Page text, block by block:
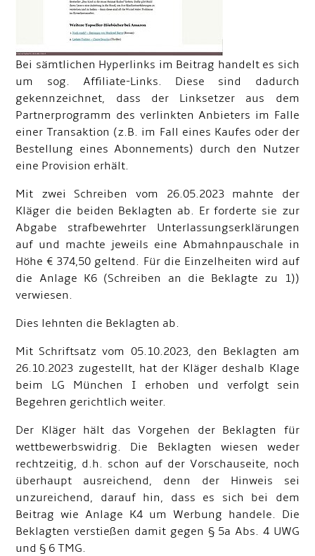
Bei sämtlichen Hyperlinks im Beitrag handelt es sich
um sog. Affiliate-Links. Diese sind dadurch
gekennzeichnet, dass der Linksetzer aus dem
Partnerprogramm des verlinkten Anbieters im Falle
einer Transaktion (z.B. im Fall eines Kaufes oder der
Bestellung eines Abonnements) durch den Nutzer
eine Provision erhält.
Mit zwei Schreiben vom 26.05.2023 mahnte der
Kläger die beiden Beklagten ab. Er forderte sie zur
Abgabe strafbewehrter Unterlassungserklärungen
auf und machte jeweils eine Abmahnpauschale in
Höhe € 374,50 geltend. Für die Einzelheiten wird auf
die Anlage K6 (Schreiben an die Beklagte zu 1))
verwiesen.
Dies lehnten die Beklagten ab.
Mit Schriftsatz vom 05.10.2023, den Beklagten am
26.10.2023 zugestellt, hat der Kläger deshalb Klage
beim LG München I erhoben und verfolgt sein
Begehren gerichtlich weiter.
Der Kläger hält das Vorgehen der Beklagten für
wettbewerbswidrig. Die Beklagten wiesen weder
rechtzeitig, d.h. schon auf der Vorschauseite, noch
überhaupt ausreichend, denn der Hinweis sei
unzureichend, darauf hin, dass es sich bei dem
Beitrag wie Anlage K4 um Werbung handele. Die
Beklagten verstießen damit gegen § 5a Abs. 4 UWG
und § 6 TMG.